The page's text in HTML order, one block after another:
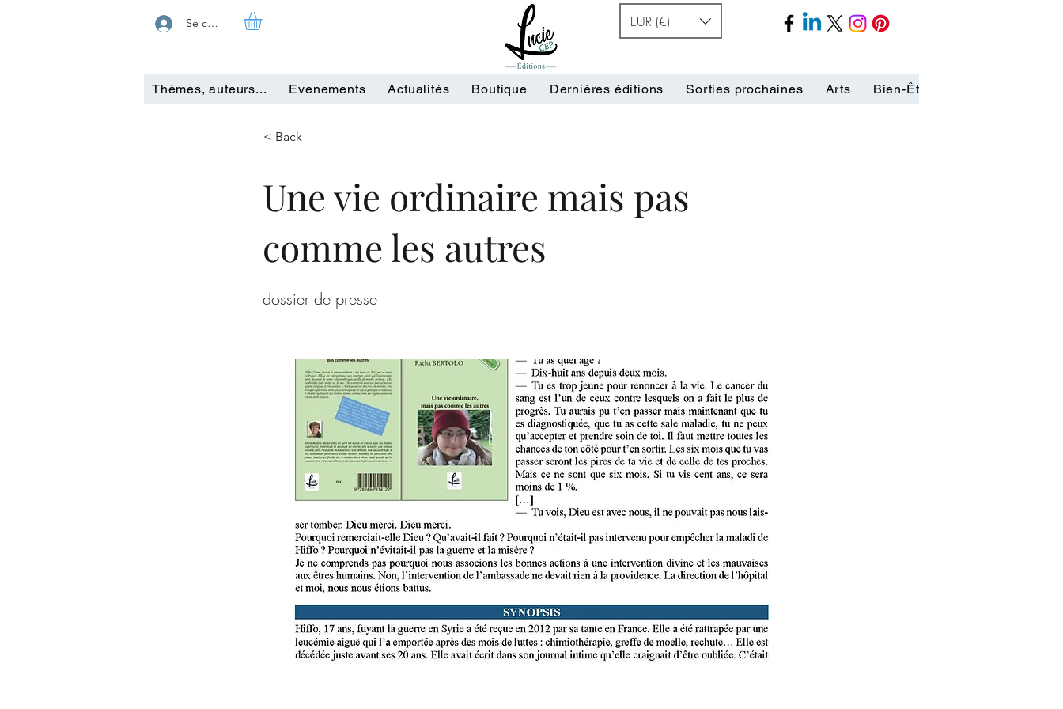
Se connecter EUR (€)
Thèmes, auteurs... Evenements Actualités Boutique Dernières éditions Sorties prochaines Arts Bien-Être
< Back
Une vie ordinaire mais pas
comme les autres
dossier de presse